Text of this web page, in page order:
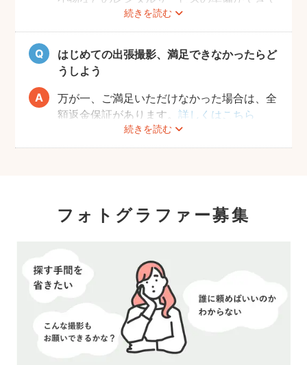
続きを読む
おりませんので、お客様ご自身にご用意をお
願いしております。
はじめての出張撮影、満足できなかったらど
うしよう
続きを読む
万が一、ご満足いただけなかった場合は、全
額返金保証があります。詳しくはこちら
フォトグラファー募集